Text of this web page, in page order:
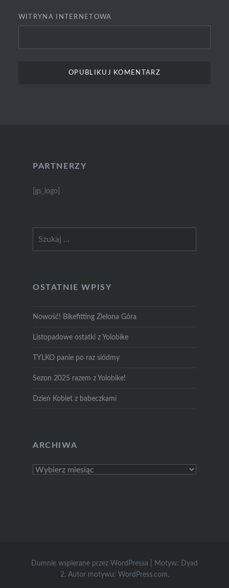
WITRYNA INTERNETOWA
PARTNERZY
[gs_logo]
OSTATNIE WPISY
Nowość! Bikefitting Zielona Góra
Listopadowe ostatki z Yolobike
TYLKO panie po raz siódmy
Sezon 2025 razem z Yolobike!
Dzień Kobiet z babeczkami
ARCHIWA
Archiwa
Dumnie wspierane przez WordPressa
Motyw: Dyad
2. Autor motywu: WordPress.com.